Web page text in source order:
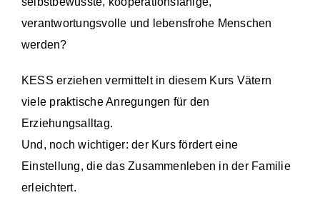
verantwortungsvolle und lebensfrohe Menschen
werden?
KESS erziehen vermittelt in diesem Kurs Vätern
viele praktische Anregungen für den
Erziehungsalltag.
Und, noch wichtiger: der Kurs fördert eine
Einstellung, die das Zusammenleben in der Familie
erleichtert.